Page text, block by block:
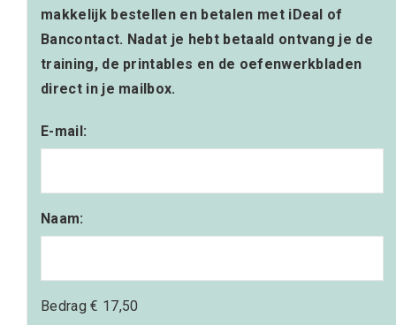
makkelijk bestellen en betalen met iDeal of
Bancontact. Nadat je hebt betaald ontvang je de
training, de printables en de oefenwerkbladen
direct in je mailbox.
E-mail:
Naam:
Bedrag€ 17,50